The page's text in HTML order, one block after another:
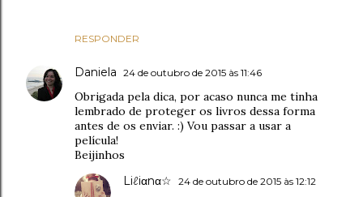
RESPONDER
Daniela 24 de outubro de 2015 às 11:46
Obrigada pela dica, por acaso nunca me tinha
lembrado de proteger os livros dessa forma
antes de os enviar. :) Vou passar a usar a
película!
Beijinhos
Liℓiαnα☆ 24 de outubro de 2015 às 12:12